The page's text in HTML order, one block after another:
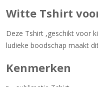
Witte Tshirt
Deze Tshirt ,geschikt voor
ludieke boodschap maakt
Kenmerken